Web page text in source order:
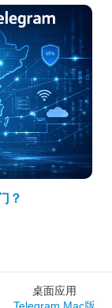
？
桌面应用